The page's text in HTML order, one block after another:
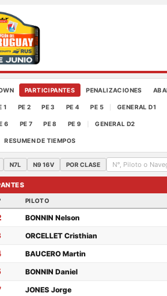
PARTICIPANTES PENALIZACIONES
1 PE 2 PE 3 PE 4 PE 5 GENERAL D1
6 PE 7 PE 8 PE 9 GENERAL D2
RESUMEN DE TIEMPOS
N7L N9 16V POR CLASE
PILOTO
BONNIN Nelson
ORCELLET Cristhian
BAUCERO Martin
BONNIN Daniel
JONES Jorge